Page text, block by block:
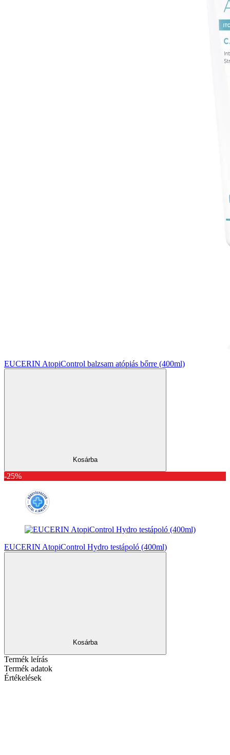
EUCERIN AtopiControl balzsam atópiás bőrre (400ml)
Kosárba
-25%
EUCERIN AtopiControl Hydro testápoló (400ml)
Kosárba
Termék leírás
Termék adatok
Értékelések